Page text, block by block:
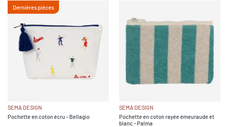
Dernières pièces
SEMA DESIGN
Pochette en coton écru - Bellagio
SEMA DESIGN
Pochette en coton rayée émeuraude et
blanc - Palma